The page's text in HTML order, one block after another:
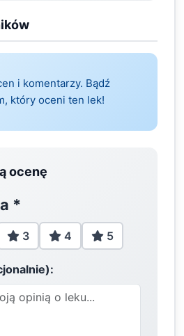
i komentarzy. Bądź
który oceni ten lek!
ocenę
*
3 4 5